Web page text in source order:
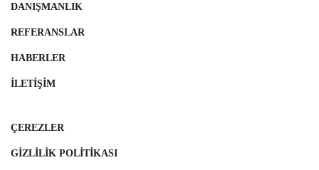
DANIŞMANLIK
REFERANSLAR
HABERLER
İLETIŞIM
ÇEREZLER
GIZLILIK POLITIKASI